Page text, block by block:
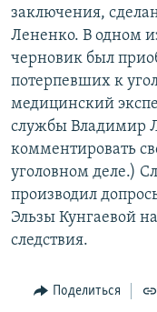
заключения,
Лененко. В одном
черновик был
потерпевших к
медицинский
службы Владимир
комментировать
уголовном деле.)
производил
Эльзы Кунгаевой
следствия.
Поделиться